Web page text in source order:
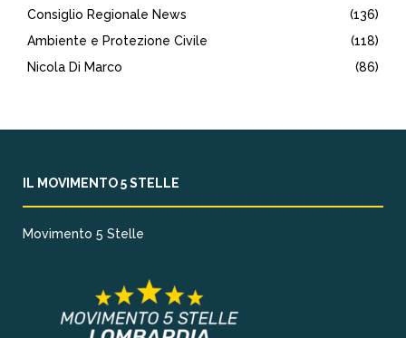
Consiglio Regionale News
(136)
Ambiente e Protezione Civile
(118)
Nicola Di Marco
(86)
IL MOVIMENTO 5 STELLE
Movimento 5 Stelle